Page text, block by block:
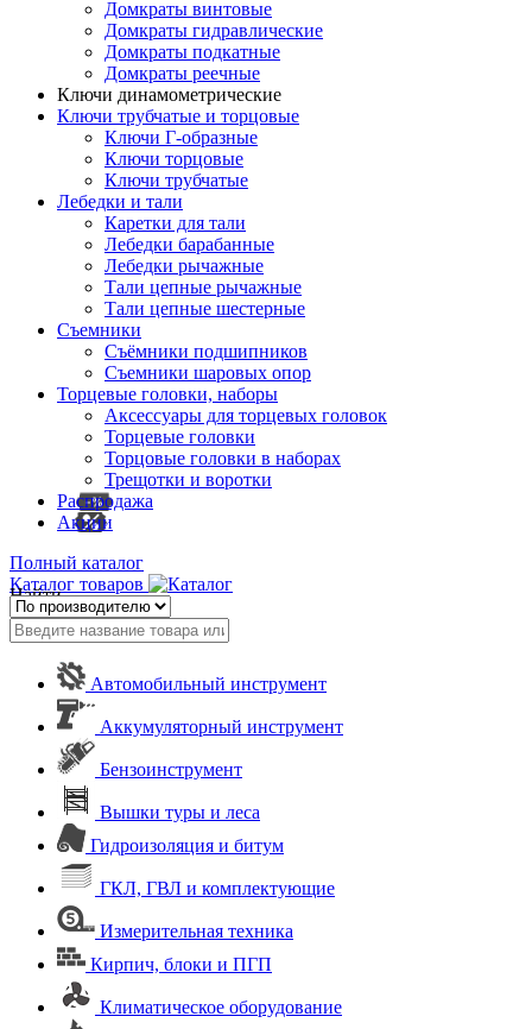
Домкраты винтовые
Домкраты гидравлические
Домкраты подкатные
Домкраты реечные
Ключи динамометрические
Ключи трубчатые и торцовые
Ключи Г-образные
Ключи торцовые
Ключи трубчатые
Лебедки и тали
Каретки для тали
Лебедки барабанные
Лебедки рычажные
Тали цепные рычажные
Тали цепные шестерные
Съемники
Съёмники подшипников
Съемники шаровых опор
Торцевые головки, наборы
Аксессуары для торцевых головок
Торцевые головки
Торцовые головки в наборах
Трещотки и воротки
Распродажа
Акции
Полный каталог
Каталог товаров
Найти
Автомобильный инструмент
Аккумуляторный инструмент
Бензоинструмент
Вышки туры и леса
Гидроизоляция и битум
ГКЛ, ГВЛ и комплектующие
Измерительная техника
Кирпич, блоки и ПГП
Климатическое оборудование